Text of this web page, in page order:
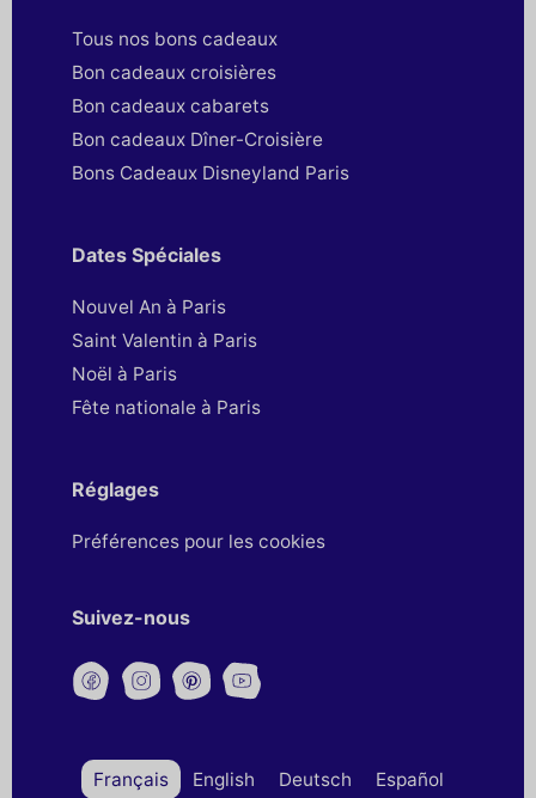
Tous nos bons cadeaux
Bon cadeaux croisières
Bon cadeaux cabarets
Bon cadeaux Dîner-Croisière
Bons Cadeaux Disneyland Paris
Dates Spéciales
Nouvel An à Paris
Saint Valentin à Paris
Noël à Paris
Fête nationale à Paris
Réglages
Préférences pour les cookies
Suivez-nous
Français English Deutsch Español